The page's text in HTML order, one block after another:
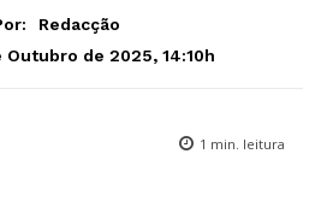
Redacção
Outubro de 2025, 14:10h
1 min. leitura